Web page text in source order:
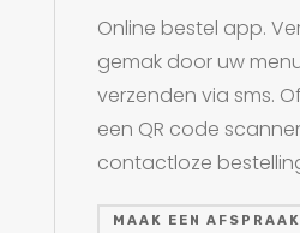
Online bestel app.
gemak door uw
verzenden via sms.
een QR code
contactloze
MAAK EEN AFSPRAAK